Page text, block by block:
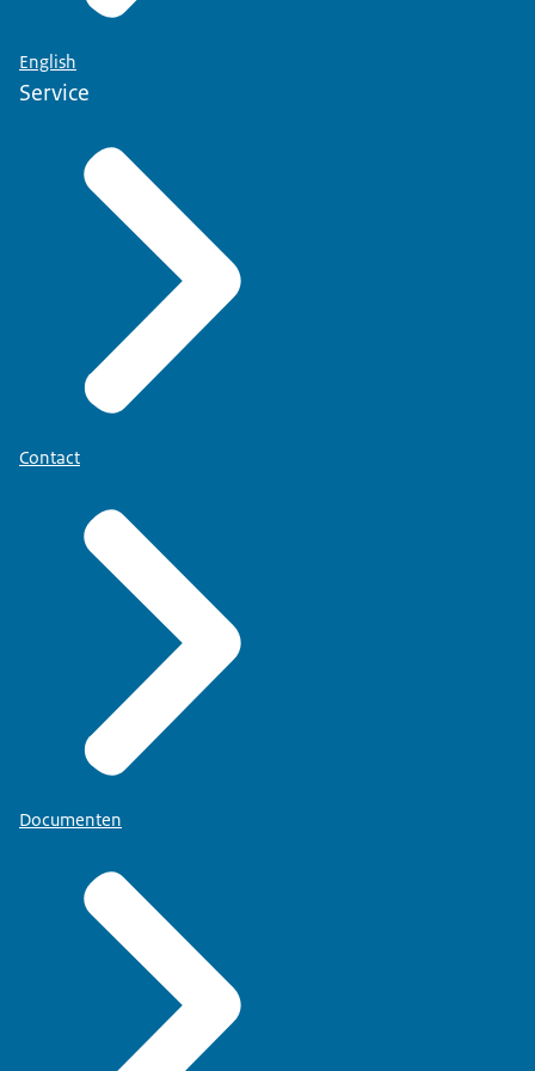
Mijn Big-register
in uw digitale dossier zien of de door u
opgestuurde documenten zijn ontvangen. In uw
digitale dossier kunt u ook de status zien van uw
aanvraag. Er wordt geen aparte ontvangstbevestiging
niet erg, want zolang de aanvraag in behandeling is
ondertussen al voorbij is.
English
Service
Contact
Documenten